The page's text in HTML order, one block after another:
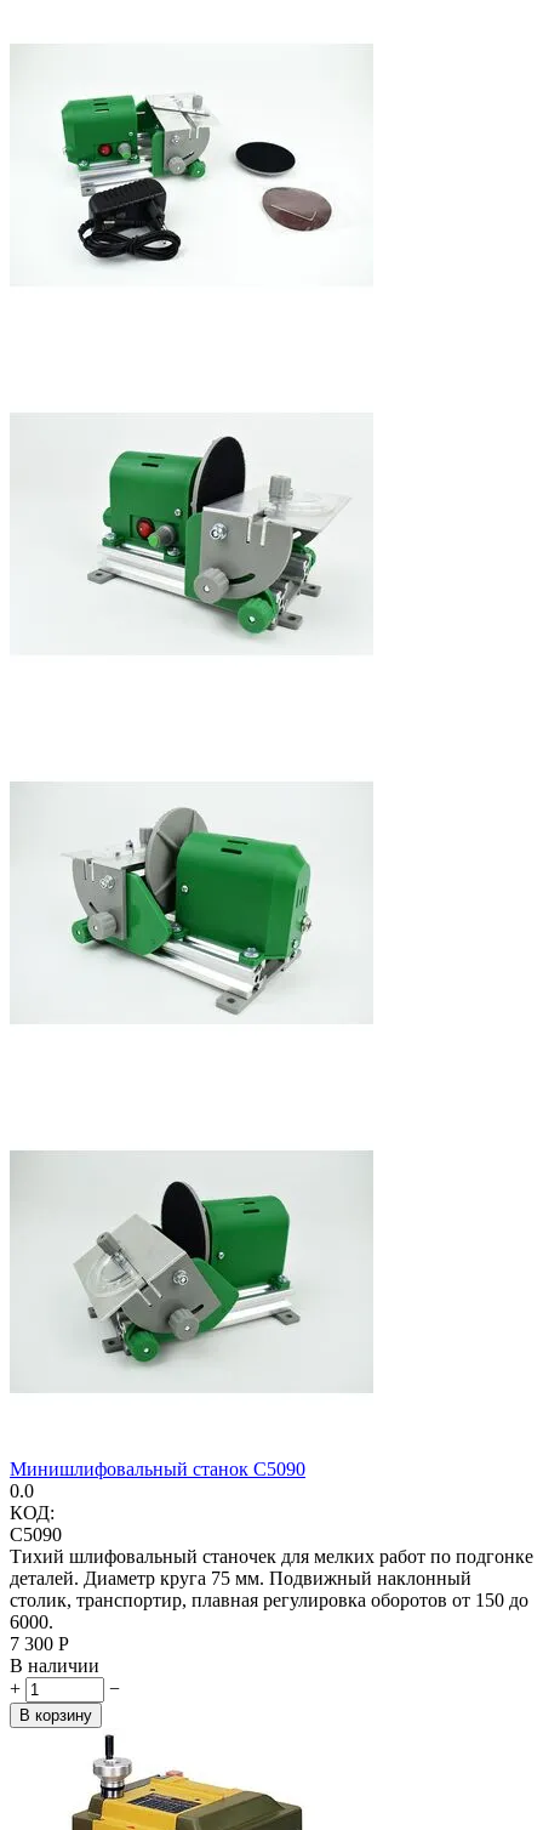
Минишлифовальный станок C5090
0.0
КОД:
C5090
Тихий шлифовальный станочек для мелких работ по подгонке
деталей. Диаметр круга 75 мм. Подвижный наклонный
столик, транспортир, плавная регулировка оборотов от 150 до
6000.
7 300 Р
В наличии
+
−
В корзину